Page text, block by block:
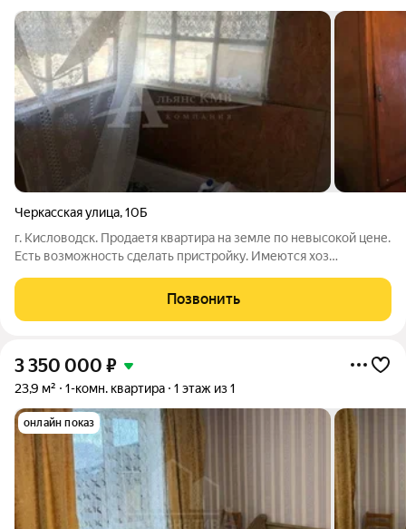
Черкасская улица,10Б
г. Кисловодск. Продаетя квартира на земле по невысокой цене.
Есть возможность сделать пристройку. Имеются хоз
Позвонить
3 350 000 ₽
23,9 м² 1-комн. квартира 1 этаж из 1
онлайн показ